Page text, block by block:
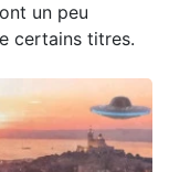
un peu
certains titres.